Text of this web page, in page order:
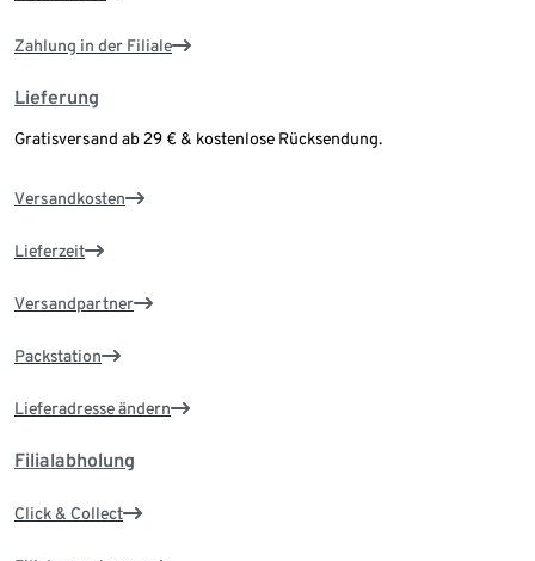
Zahlung in der Filiale
Lieferung
Gratisversand ab 29 € & kostenlose Rücksendung.
Versandkosten
Lieferzeit
Versandpartner
Packstation
Lieferadresse ändern
Filialabholung
Click & Collect